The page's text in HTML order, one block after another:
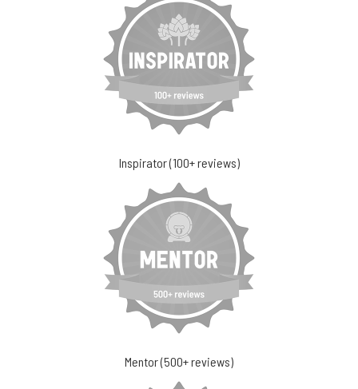
Inspirator (100+ reviews)
Mentor (500+ reviews)